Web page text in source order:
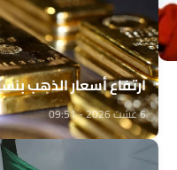
ارتفاع أسعار الذهب بنسبة 1 في
6 غشت 2026 - 09:51